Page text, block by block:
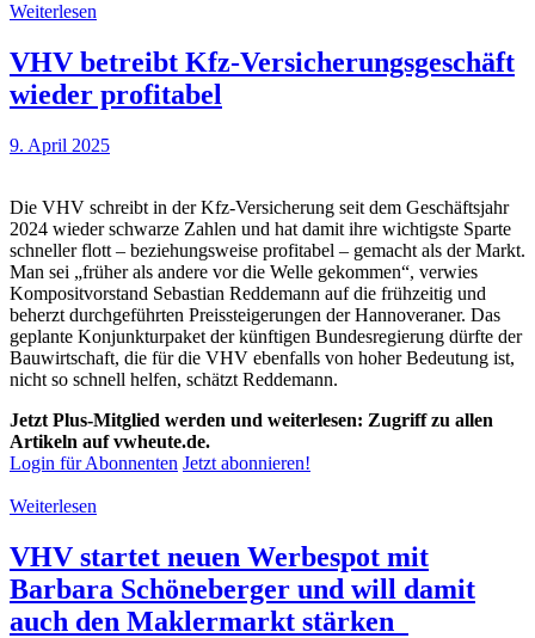
Weiterlesen
VHV betreibt Kfz-Versicherungsgeschäft
wieder profitabel
9. April 2025
Die VHV schreibt in der Kfz-Versicherung seit dem Geschäftsjahr
2024 wieder schwarze Zahlen und hat damit ihre wichtigste Sparte
schneller flott – beziehungsweise profitabel – gemacht als der Markt.
Man sei „früher als andere vor die Welle gekommen“, verwies
Kompositvorstand Sebastian Reddemann auf die frühzeitig und
beherzt durchgeführten Preissteigerungen der Hannoveraner. Das
geplante Konjunkturpaket der künftigen Bundesregierung dürfte der
Bauwirtschaft, die für die VHV ebenfalls von hoher Bedeutung ist,
nicht so schnell helfen, schätzt Reddemann.
Jetzt Plus-Mitglied werden und weiterlesen: Zugriff zu allen
Artikeln auf vwheute.de.
Login für Abonnenten Jetzt abonnieren!
Weiterlesen
VHV startet neuen Werbespot mit
Barbara Schöneberger und will damit
auch den Maklermarkt stärken